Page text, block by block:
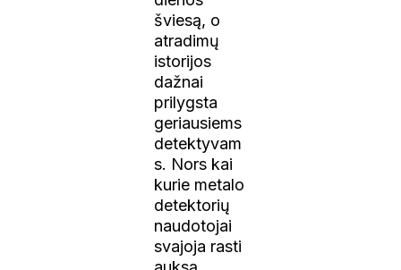
šviesą, o
atradimų
istorijos
dažnai
prilygsta
geriausiems
detektyvam
s. Nors kai
kurie metalo
detektorių
naudotojai
svajoja rasti